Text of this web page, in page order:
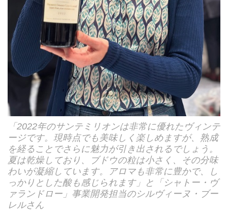
「2022年のサンテミリオンは非常に優れたヴィンテ
ージです。現時点でも美味しく楽しめますが、熟成
を経ることでさらに魅力が引き出されるでしょう。
夏は乾燥しており、ブドウの粒は小さく、その分味
わいが凝縮しています。アロマも非常に豊かで、し
っかりとした酸も感じられます」と「シャトー・ヴ
ァランドロー」事業開発担当のシルヴィーヌ・ブー
レルさん